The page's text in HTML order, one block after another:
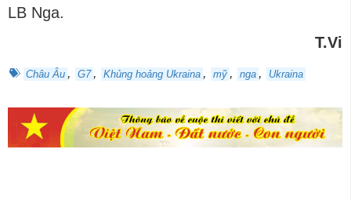
LB Nga.
T.Vi
Châu Âu , G7 , Khủng hoảng Ukraina , mỹ , nga , Ukraina